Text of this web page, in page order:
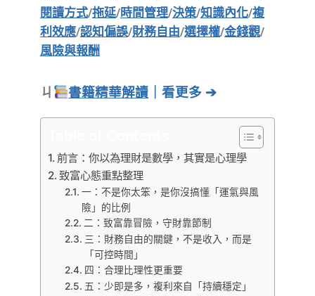
閱讀方式/拖延/時間管理/決策/知識內化/複
利效應/認知偏誤/財務自由/選擇權/金錢觀/
風險與報酬
ㄐ 書籍精華解讀 ｜看更多 ➔
前言：你以為理財是數學，其實是心理學
致富心態重點整理
一：不是你太笨，是你沒搞懂「運氣與風
險」的比例
二：致富靠冒險，守財靠節制
三：財務自由的關鍵，不是收入，而是
「可控時間」
四：合理比理性更重要
五：少即是多，複利來自「持續穩定」